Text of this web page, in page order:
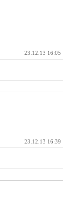
23.12.13 16:05
23.12.13 16:39